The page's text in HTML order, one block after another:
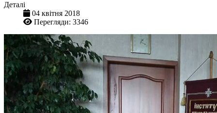
Деталі
04 квітня 2018
Перегляди: 3346